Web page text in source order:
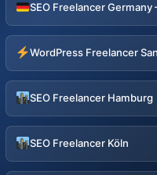
SEO Freelancer Hamburg
SEO Freelancer Köln